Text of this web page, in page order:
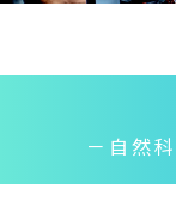
－自然